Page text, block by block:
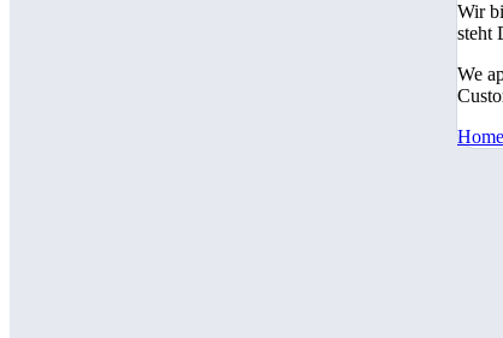
Wir
steht
We